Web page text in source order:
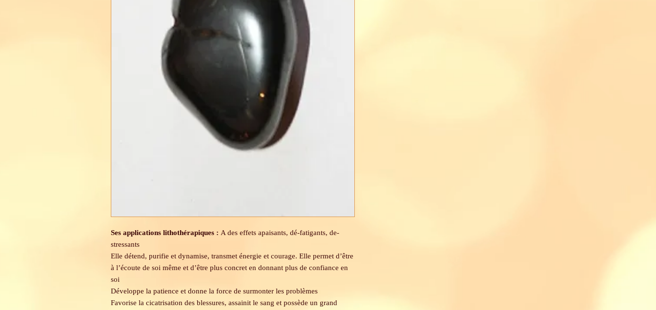
Ses applications lithothérapiques : A des effets apaisants, dé-fatigants, de-
stressants
Elle détend, purifie et dynamise, transmet énergie et courage. Elle permet d’être
à l’écoute de soi même et d’être plus concret en donnant plus de confiance en
soi
Développe la patience et donne la force de surmonter les problèmes
Favorise la cicatrisation des blessures, assainit le sang et possède un grand